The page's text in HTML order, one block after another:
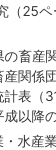
（25ペ
の畜産
産関係
計表（
成以降
水産